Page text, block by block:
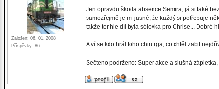
Založen: 06. 01. 2008
Příspěvky: 86
Jen opravdu škoda absence Semira, já si také
samozřejmě je mi jasné, že každý si potřebuje
takže tenhle díl byla sólovka pro Chrise... Dobré
A ví se kdo hrál toho chirurga, co chtěl zabit
Sečteno podrženo: Super akce a slušná